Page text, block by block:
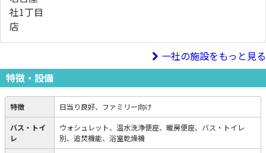
一社の施設をもっと見る
特徴・設備
特徴 日当り良好、ファミリー向け
バス・トイ
レ
ウォシュレット、温水洗浄便座、暖房便座、バス・トイレ
別、追焚機能、浴室乾燥機